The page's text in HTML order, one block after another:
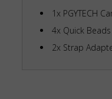
1x PGYTECH
4x Quick
2x Strap